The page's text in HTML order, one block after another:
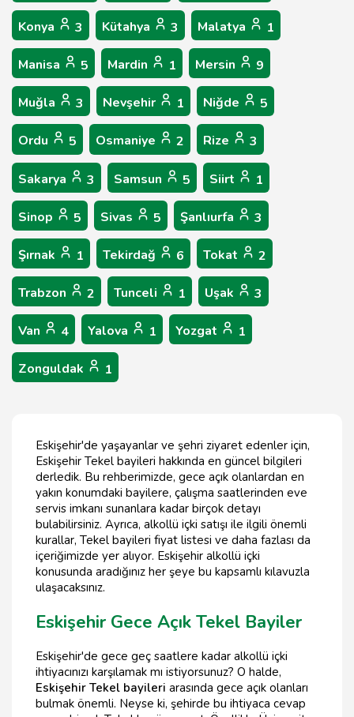
Konya 3 Kütahya 3 Malatya 1
Manisa 5 Mardin 1 Mersin 9
Muğla 3 Nevşehir 1 Niğde 5
Ordu 5 Osmaniye 2 Rize 3
Sakarya 3 Samsun 5 Siirt 1
Sinop 5 Sivas 5 Şanlıurfa 3
Şırnak 1 Tekirdağ 6 Tokat 2
Trabzon 2 Tunceli 1 Uşak 3
Van 4 Yalova 1 Yozgat 1
Zonguldak 1
Eskişehir'de yaşayanlar ve şehri ziyaret edenler için,
Eskişehir Tekel bayileri hakkında en güncel bilgileri
derledik. Bu rehberimizde, gece açık olanlardan en
yakın konumdaki bayilere, çalışma saatlerinden eve
servis imkanı sunanlara kadar birçok detayı
bulabilirsiniz. Ayrıca, alkollü içki satışı ile ilgili önemli
kurallar, Tekel bayileri fiyat listesi ve daha fazlası da
içeriğimizde yer alıyor. Eskişehir alkollü içki
konusunda aradığınız her şeye bu kapsamlı kılavuzla
ulaşacaksınız.
Eskişehir Gece Açık Tekel Bayiler
Eskişehir'de gece geç saatlere kadar alkollü içki
ihtiyacınızı karşılamak mı istiyorsunuz? O halde,
Eskişehir Tekel bayileri arasında gece açık olanları
bulmak önemli. Neyse ki, şehirde bu ihtiyaca cevap